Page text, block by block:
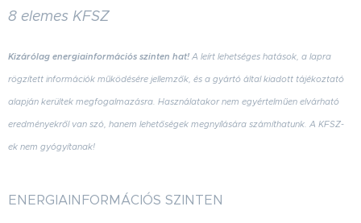
8 elemes KFSZ
Kizárólag energiainformációs szinten hat! A leírt lehetséges hatások, a lapra
rögzített információk működésére jellemzők, és a gyártó által kiadott tájékoztató
alapján kerültek megfogalmazásra. Használatakor nem egyértelműen elvárható
eredményekről van szó, hanem lehetőségek megnyílására számíthatunk. A KFSZ-
ek nem gyógyítanak!
ENERGIAINFORMÁCIÓS SZINTEN